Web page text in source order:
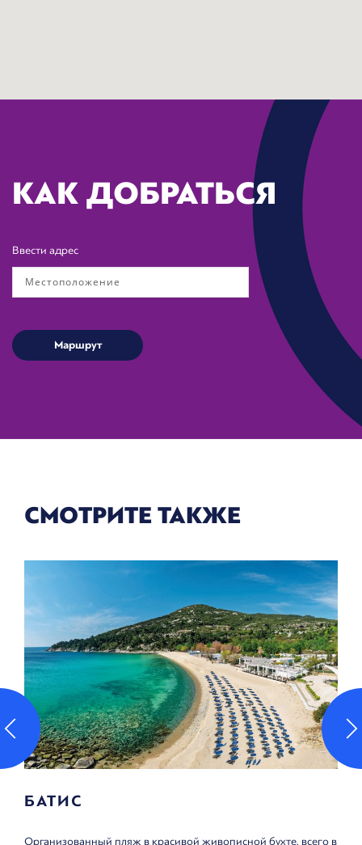
КАК ДОБРАТЬСЯ
Ввести адрес
СМОТРИТЕ ТАКЖЕ
бухте, всего в
Пляж, который несмотря на близость к